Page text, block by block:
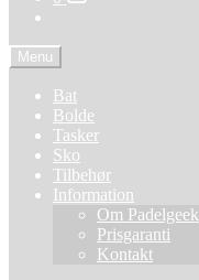
Menu
Bat
Bolde
Tasker
Sko
Tilbehør
Information
Om Padelgeek
Prisgaranti
Kontakt